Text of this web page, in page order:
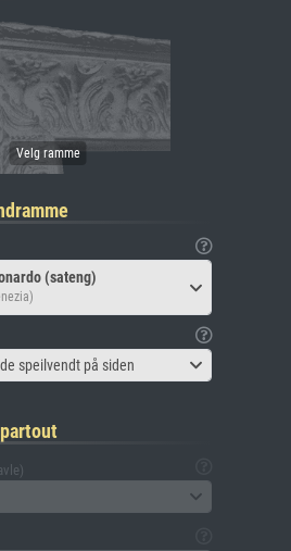
(sateng)
speilvendt på siden